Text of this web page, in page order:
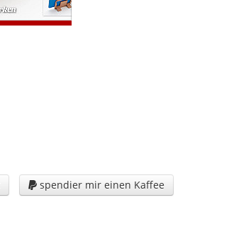
 spendier mir einen Kaffee